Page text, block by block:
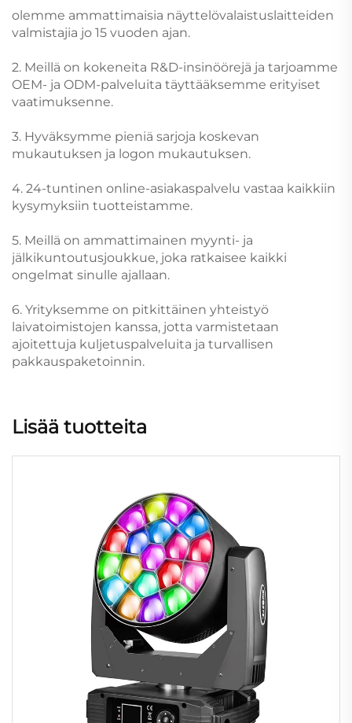
olemme ammattimaisia näyttelövalaistuslaitteiden
valmistajia jo 15 vuoden ajan.
2. Meillä on kokeneita R&D-insinöörejä ja tarjoamme
OEM- ja ODM-palveluita täyttääksemme erityiset
vaatimuksenne.
3. Hyväksymme pieniä sarjoja koskevan
mukautuksen ja logon mukautuksen.
4. 24-tuntinen online-asiakaspalvelu vastaa kaikkiin
kysymyksiin tuotteistamme.
5. Meillä on ammattimainen myynti- ja
jälkikuntoutusjoukkue, joka ratkaisee kaikki
ongelmat sinulle ajallaan.
6. Yrityksemme on pitkittäinen yhteistyö
laivatoimistojen kanssa, jotta varmistetaan
ajoitettuja kuljetuspalveluita ja turvallisen
pakkauspaketoinnin.
Lisää tuotteita